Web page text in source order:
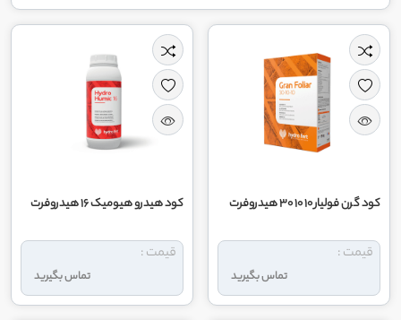
کود گرن فولیار 10 10 30 هیدروفرت
تماس بگیرید
قیمت :
کود هیدرو هیومیک 16 هیدروفرت
تماس بگیرید
قیمت :